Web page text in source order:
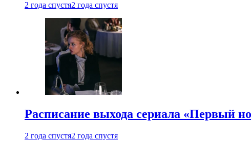
2 года спустя2 года спустя
Расписание выхода сериала «Первый
2 года спустя2 года спустя